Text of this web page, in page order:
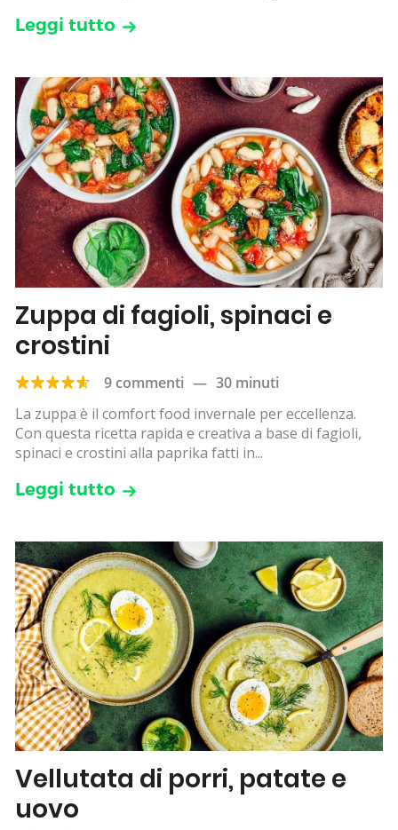
Leggi tutto
Zuppa di fagioli, spinaci e
crostini
9 commenti — 30 minuti
La zuppa è il comfort food invernale per eccellenza.
Con questa ricetta rapida e creativa a base di fagioli,
spinaci e crostini alla paprika fatti in...
Leggi tutto
Vellutata di porri, patate e
uovo